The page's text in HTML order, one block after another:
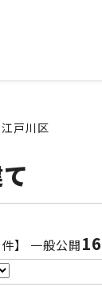
江戸川区
件】 一般公開16